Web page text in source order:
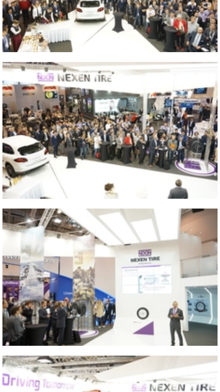
2016 GERMANY ESSEN
2016 GERMANY ESSEN